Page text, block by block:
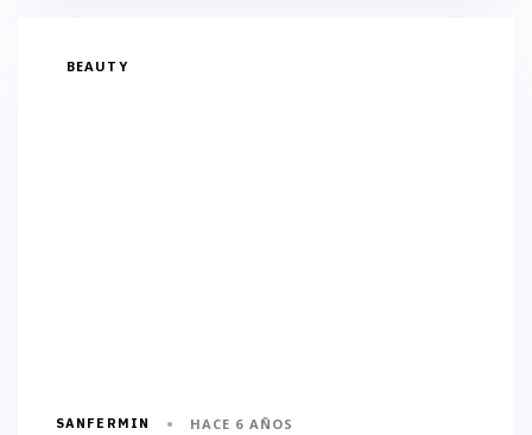
BEAUTY
SANFERMIN HACE 6 AÑOS